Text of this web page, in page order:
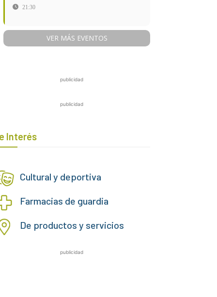
21:30
VER MÁS EVENTOS
publicidad
publicidad
Interés
Cultural y deportiva
Farmacias de guardia
De productos y servicios
publicidad